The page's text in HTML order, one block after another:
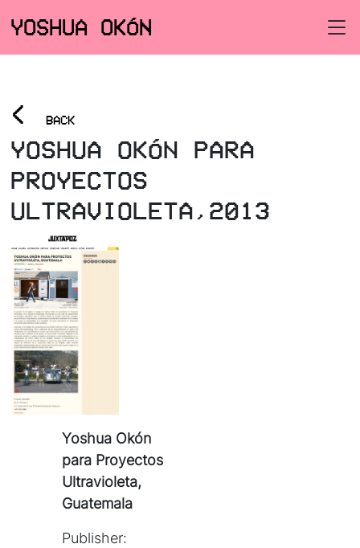
YOSHUA OKÓN
< BACK
YOSHUA OKÓN PARA
PROYECTOS
ULTRAVIOLETA,2013
Yoshua Okón
para Proyectos
Ultravioleta,
Guatemala
Publisher: